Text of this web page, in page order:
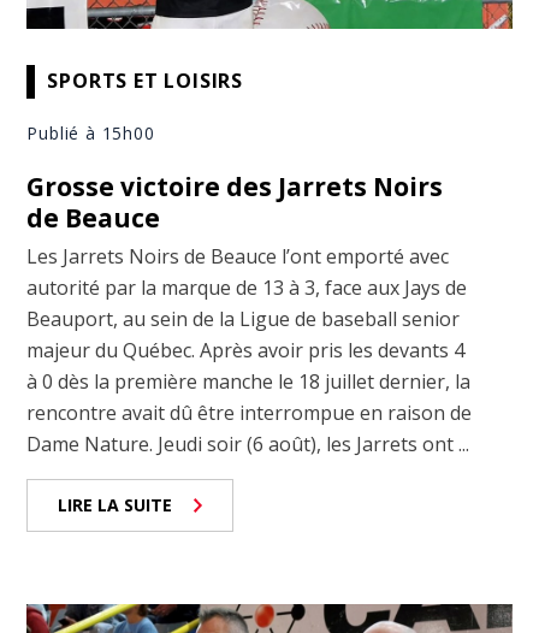
SPORTS ET LOISIRS
Publié à 15h00
Grosse victoire des Jarrets Noirs
de Beauce
Les Jarrets Noirs de Beauce l’ont emporté avec
autorité par la marque de 13 à 3, face aux Jays de
Beauport, au sein de la Ligue de baseball senior
majeur du Québec. Après avoir pris les devants 4
à 0 dès la première manche le 18 juillet dernier, la
rencontre avait dû être interrompue en raison de
Dame Nature. Jeudi soir (6 août), les Jarrets ont ...
LIRE LA SUITE